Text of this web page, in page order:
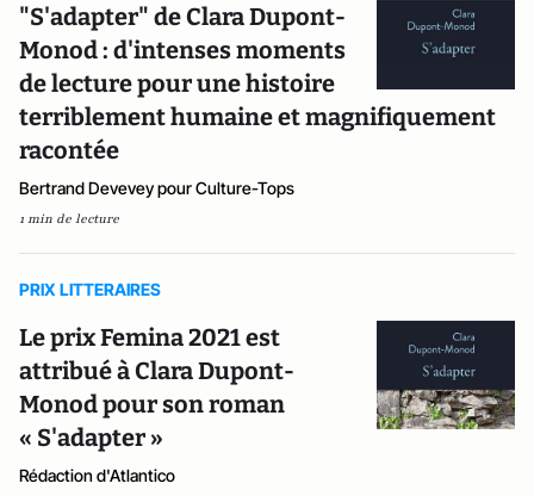
"S'adapter" de Clara Dupont-
Monod : d'intenses moments
de lecture pour une histoire
terriblement humaine et magnifiquement
racontée
Bertrand Devevey pour Culture-Tops
1 min de lecture
PRIX LITTERAIRES
Le prix Femina 2021 est
attribué à Clara Dupont-
Monod pour son roman
« S'adapter »
Rédaction d'Atlantico